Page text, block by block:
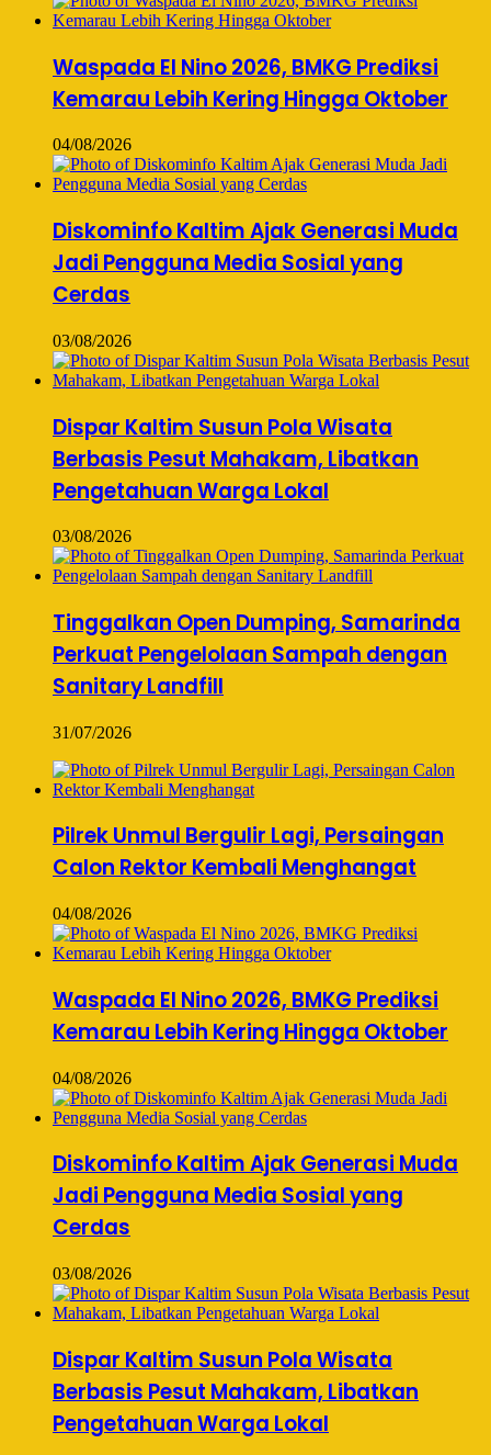
Waspada El Nino 2026, BMKG Prediksi
Kemarau Lebih Kering Hingga Oktober
04/08/2026
Diskominfo Kaltim Ajak Generasi Muda
Jadi Pengguna Media Sosial yang
Cerdas
03/08/2026
Dispar Kaltim Susun Pola Wisata
Berbasis Pesut Mahakam, Libatkan
Pengetahuan Warga Lokal
03/08/2026
Tinggalkan Open Dumping, Samarinda
Perkuat Pengelolaan Sampah dengan
Sanitary Landfill
31/07/2026
Pilrek Unmul Bergulir Lagi, Persaingan
Calon Rektor Kembali Menghangat
04/08/2026
Waspada El Nino 2026, BMKG Prediksi
Kemarau Lebih Kering Hingga Oktober
04/08/2026
Diskominfo Kaltim Ajak Generasi Muda
Jadi Pengguna Media Sosial yang
Cerdas
03/08/2026
Dispar Kaltim Susun Pola Wisata
Berbasis Pesut Mahakam, Libatkan
Pengetahuan Warga Lokal